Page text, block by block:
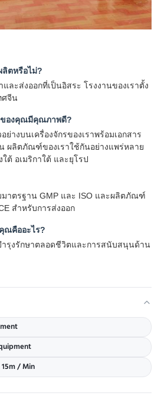
ตหรือไม่?
ละส่งออกที่เป็นอิสระ โรงงานของเราตั้ง
ศจีน
ของคุณมีคุณภาพดี?
ย่างบนเครื่องจักรของเราพร้อมเอกสาร
ผลิตภัณฑ์ของเราใช้กันอย่างแพร่หลาย
ต้ อเมริกาใต้ และยุโรป
มาตรฐาน GMP และ ISO และผลิตภัณฑ์
สำหรับการส่งออก
ณคืออะไร?
รุงรักษาตลอดชีวิตและการสนับสนุนด้าน
/ Min